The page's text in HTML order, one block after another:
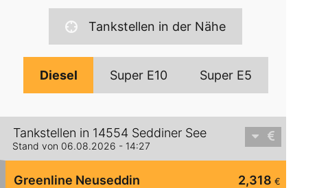
Tankstellen in der Nähe
Diesel Super E10 Super E5
Tankstellen in 14554 Seddiner See
Stand von 06.08.2026 - 14:27
2,318 €
Greenline Neuseddin